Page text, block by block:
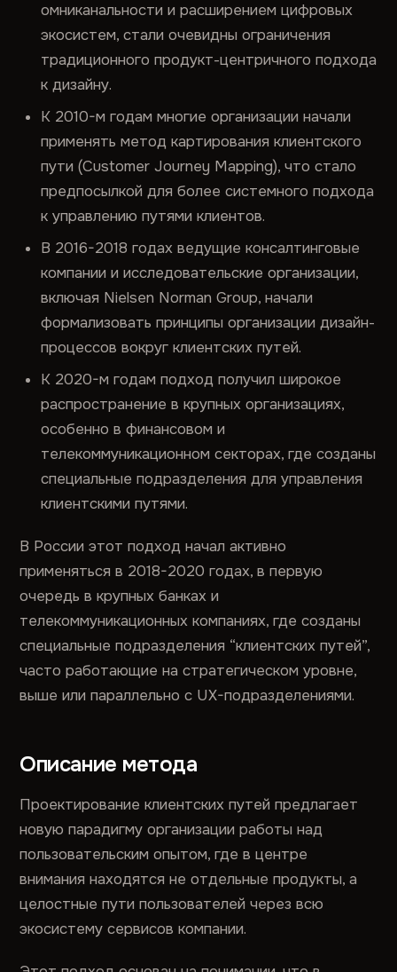
омниканальности и расширением цифровых
экосистем, стали очевидны ограничения
традиционного продукт-центричного подхода
к дизайну.
К 2010-м годам многие организации начали
применять метод картирования клиентского
пути (Customer Journey Mapping), что стало
предпосылкой для более системного подхода
к управлению путями клиентов.
В 2016-2018 годах ведущие консалтинговые
компании и исследовательские организации,
включая Nielsen Norman Group, начали
формализовать принципы организации дизайн-
процессов вокруг клиентских путей.
К 2020-м годам подход получил широкое
распространение в крупных организациях,
особенно в финансовом и
телекоммуникационном секторах, где созданы
специальные подразделения для управления
клиентскими путями.
В России этот подход начал активно
применяться в 2018-2020 годах, в первую
очередь в крупных банках и
телекоммуникационных компаниях, где созданы
специальные подразделения “клиентских путей”,
часто работающие на стратегическом уровне,
выше или параллельно с UX-подразделениями.
Описание метода
Проектирование клиентских путей предлагает
новую парадигму организации работы над
пользовательским опытом, где в центре
внимания находятся не отдельные продукты, а
целостные пути пользователей через всю
экосистему сервисов компании.